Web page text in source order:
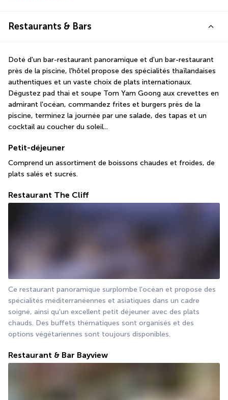
Restaurants & Bars
Doté d'un bar-restaurant panoramique et d'un bar-restaurant
près de la piscine, l'hôtel propose des spécialités thaïlandaises
authentiques et un vaste choix de plats internationaux.
Dégustez pad thai et soupe Tom Yam Goong aux crevettes en
admirant l'océan, commandez frites et burgers près de la
piscine, terminez la journée par une salade, des tapas et un
cocktail au coucher du soleil...
Petit-déjeuner
Comprend un assortiment de boissons chaudes et froides, de
plats salés et sucrés.
Restaurant The Cliff
Ce restaurant panoramique surplombe l'océan et propose des
spécialités méditerranéennes et asiatiques dans un cadre
soigné, ainsi qu'un excellent petit déjeuner avec des plats
chauds. Des buffets thématiques sont organisés et des
options végétariennes sont toujours disponibles.
Restaurant & Bar Bayview